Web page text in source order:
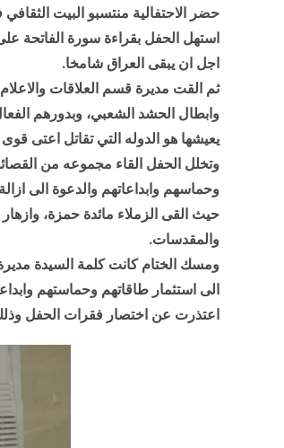
حضر الاحتفالية منتسبو البيت
استهل الحفل بقراءة سورة الفاتحة
اجل ان يبقى العراق شامخا.
ثم القت مديرة قسم العلاقات
وابطال الحشد الشعبي، وبدورهم
يعيشها هو الدوله التي تقاتل اعتى
وتخلل الحفل القاء مجموعه من
وحماسهم وابداعاتهم والدعوة الى
حيث القى الزملاء مائدة حمزة،
والمقدسات.
ومسك الختام كانت كلمة السيدة
الى استثمار طاقاتهم وحماستهم
اعتذرت عن اختصار فقرات الحفل وذلك